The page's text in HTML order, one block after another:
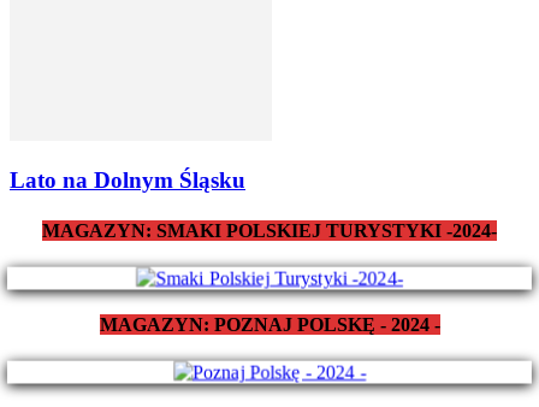
Lato na Dolnym Śląsku
MAGAZYN: SMAKI POLSKIEJ TURYSTYKI -2024-
MAGAZYN: POZNAJ POLSKĘ - 2024 -